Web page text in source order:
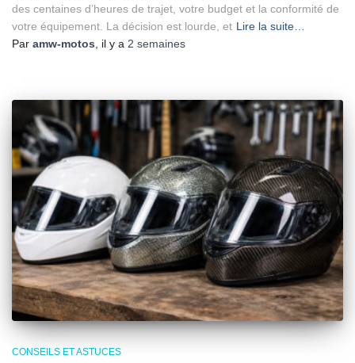
des centaines d’heures de trajet, votre budget et la conformité de
votre équipement. La décision est lourde, et Lire la suite…
Par amw-motos , il y a 2 semaines
CONSEILS ET ASTUCES